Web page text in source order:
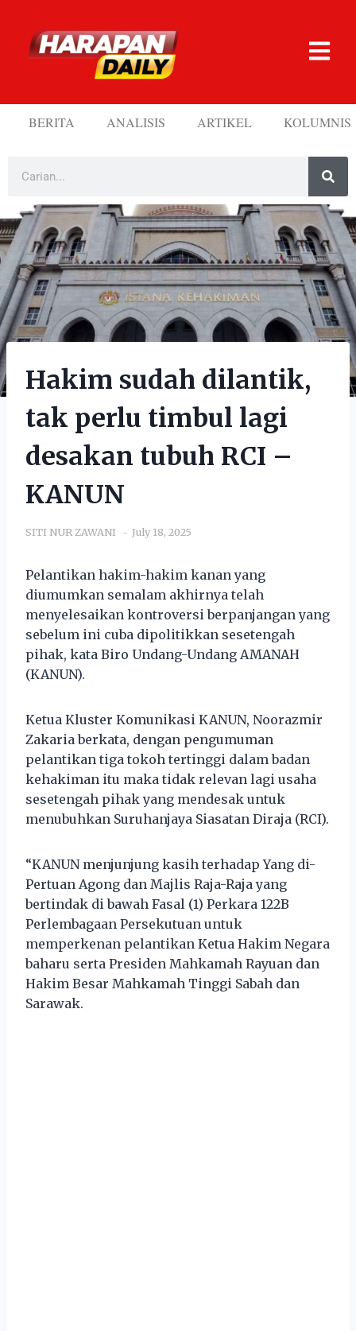
BERITA ANALISIS ARTIKEL KOLUMNIS
Hakim sudah dilantik,
tak perlu timbul lagi
desakan tubuh RCI –
KANUN
SITI NUR ZAWANI July 18, 2025
Pelantikan hakim-hakim kanan yang
diumumkan semalam akhirnya telah
menyelesaikan kontroversi berpanjangan yang
sebelum ini cuba dipolitikkan sesetengah
pihak, kata Biro Undang-Undang AMANAH
(KANUN).
Ketua Kluster Komunikasi KANUN, Noorazmir
Zakaria berkata, dengan pengumuman
pelantikan tiga tokoh tertinggi dalam badan
kehakiman itu maka tidak relevan lagi usaha
sesetengah pihak yang mendesak untuk
menubuhkan Suruhanjaya Siasatan Diraja (RCI).
“KANUN menjunjung kasih terhadap Yang di-
Pertuan Agong dan Majlis Raja-Raja yang
bertindak di bawah Fasal (1) Perkara 122B
Perlembagaan Persekutuan untuk
memperkenan pelantikan Ketua Hakim Negara
baharu serta Presiden Mahkamah Rayuan dan
Hakim Besar Mahkamah Tinggi Sabah dan
Sarawak.